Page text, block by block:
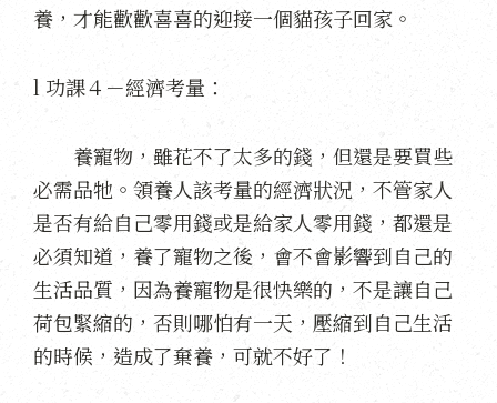
養，才能歡歡喜喜的迎接一個貓孩子回家。
l 功課４－經濟考量：
養寵物，雖花不了太多的錢，但還是要買些
必需品牠。領養人該考量的經濟狀況，不管家人
是否有給自己零用錢或是給家人零用錢，都還是
必須知道，養了寵物之後，會不會影響到自己的
生活品質，因為養寵物是很快樂的，不是讓自己
荷包緊縮的，否則哪怕有一天，壓縮到自己生活
的時候，造成了棄養，可就不好了！